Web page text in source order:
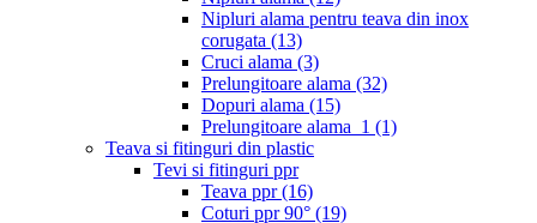
Nipluri alama pentru teava din inox
corugata (13)
Cruci alama (3)
Prelungitoare alama (32)
Dopuri alama (15)
Prelungitoare alama_1 (1)
Teava si fitinguri din plastic
Tevi si fitinguri ppr
Teava ppr(16)
Coturi ppr 90° (19)